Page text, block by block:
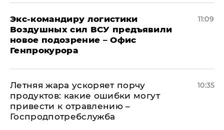
Экс-командиру логистики
Воздушных сил ВСУ предъявили
новое подозрение – Офис
Генпрокурора
11:09
Летняя жара ускоряет порчу
продуктов: какие ошибки могут
привести к отравлению –
Госпродпотребслужба
10:35